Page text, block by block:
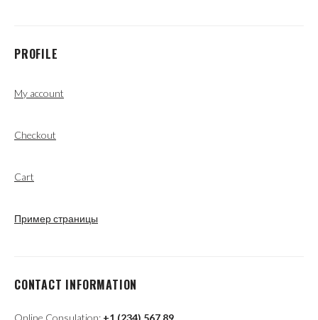
PROFILE
My account
Checkout
Cart
Пример страницы
CONTACT INFORMATION